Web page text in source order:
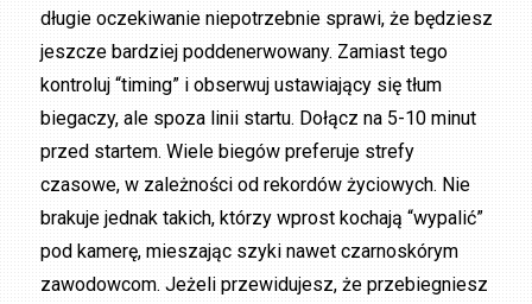
długie oczekiwanie niepotrzebnie sprawi, że będziesz
jeszcze bardziej poddenerwowany. Zamiast tego
kontroluj “timing” i obserwuj ustawiający się tłum
biegaczy, ale spoza linii startu. Dołącz na 5-10 minut
przed startem. Wiele biegów preferuje strefy
czasowe, w zależności od rekordów życiowych. Nie
brakuje jednak takich, którzy wprost kochają “wypalić”
pod kamerę, mieszając szyki nawet czarnoskórym
zawodowcom. Jeżeli przewidujesz, że przebiegniesz